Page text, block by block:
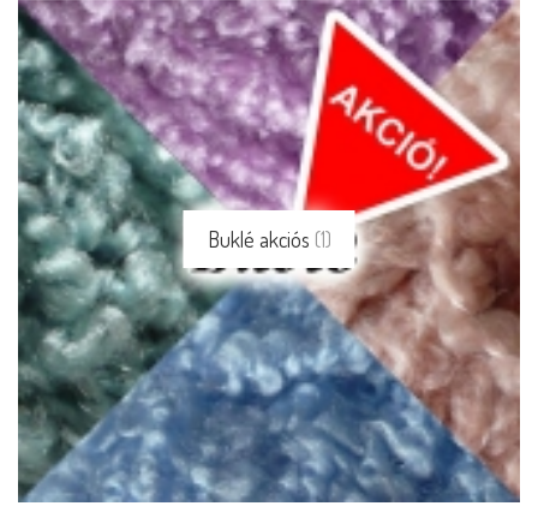
Buklé akciós (1)